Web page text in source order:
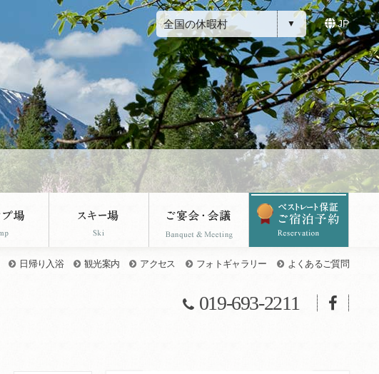
全国の休暇村 JP
日帰り入浴 観光案内 アクセス フォトギャラリー よくあるご質問
019-693-2211